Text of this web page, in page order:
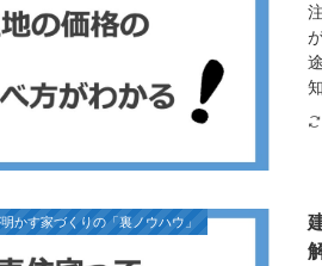
かす家づくりの「裏ノウハウ」